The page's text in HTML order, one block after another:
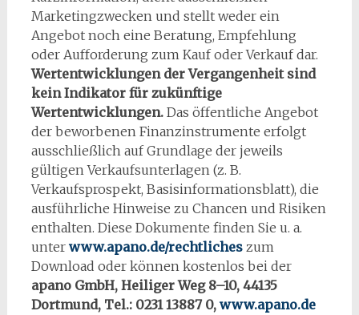
Marketingzwecken und stellt weder ein
Angebot noch eine Beratung, Empfehlung
oder Aufforderung zum Kauf oder Verkauf dar.
Wertentwicklungen der Vergangenheit sind
kein Indikator für zukünftige
Wertentwicklungen.Das öffentliche Angebot
der beworbenen Finanzinstrumente erfolgt
ausschließlich auf Grundlage der jeweils
gültigen Verkaufsunterlagen (z. B.
Verkaufsprospekt, Basisinformationsblatt), die
ausführliche Hinweise zu Chancen und Risiken
enthalten. Diese Dokumente finden Sie u. a.
unter www.apano.de/rechtlicheszum
Download oder können kostenlos bei der
apano GmbH, Heiliger Weg 8–10, 44135
Dortmund, Tel.: 0231 13887 0, www.apano.de